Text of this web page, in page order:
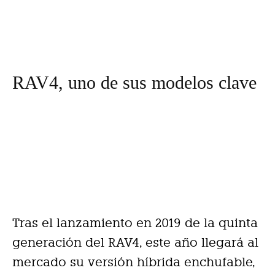
RAV4, uno de sus modelos clave
Tras el lanzamiento en 2019 de la quinta
generación del RAV4, este año llegará al
mercado su versión híbrida enchufable,